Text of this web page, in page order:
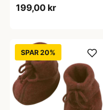
199,00 kr
SPAR 20%